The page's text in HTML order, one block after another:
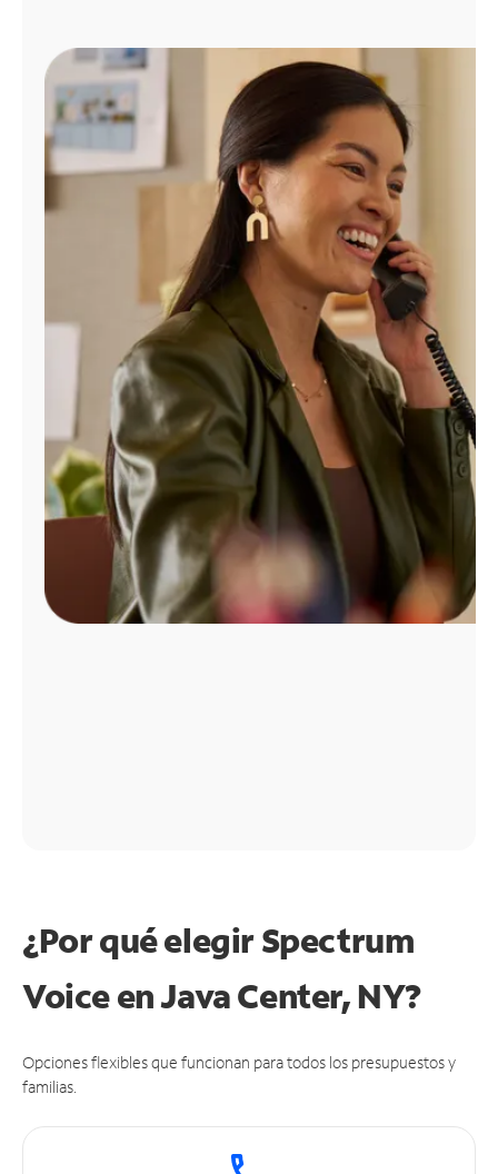
Administrar
cuenta
Encuentra
tienda
¿Por qué elegir Spectrum
Voice en Java Center, NY?
Opciones flexibles que funcionan para todos los presupuestos y
familias.